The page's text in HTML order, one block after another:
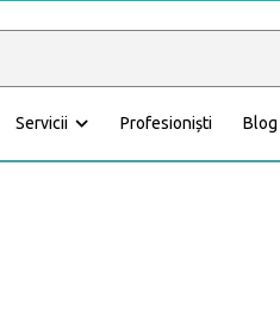
Servicii Profesioniști Blog